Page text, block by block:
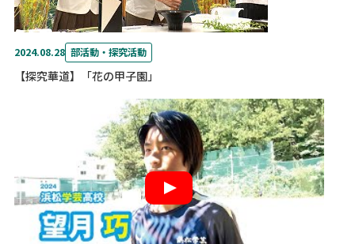
2024.08.28 部活動・探究活動
【探究華道】「花の甲子園」